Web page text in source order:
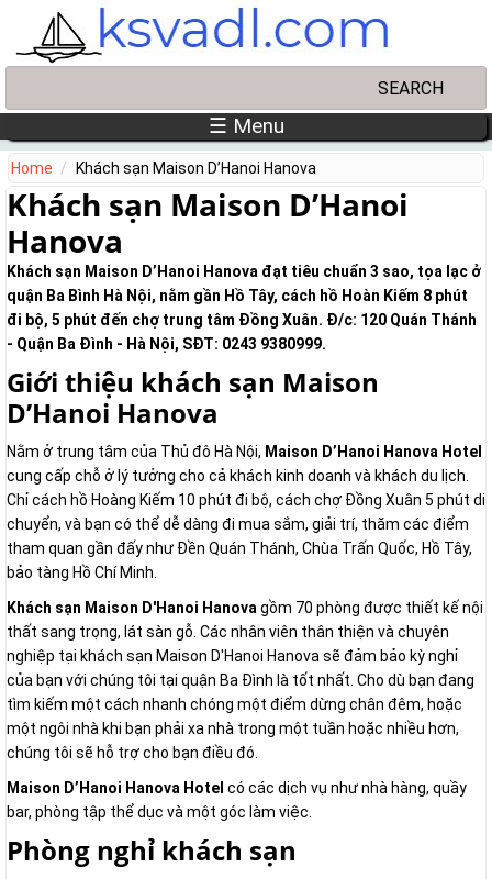
Skip to main content
☰ Menu
Home Khách sạn Maison D’Hanoi Hanova
Khách sạn Maison D’Hanoi
Hanova
Khách sạn Maison D’Hanoi Hanova đạt tiêu chuẩn 3 sao, tọa lạc ở
quận Ba Bình Hà Nội, nằm gần Hồ Tây, cách hồ Hoàn Kiếm 8 phút
đi bộ, 5 phút đến chợ trung tâm Đồng Xuân. Đ/c: 120 Quán Thánh
- Quận Ba Đình - Hà Nội, SĐT: 0243 9380999.
Giới thiệu khách sạn Maison
D’Hanoi Hanova
Nằm ở trung tâm của Thủ đô Hà Nội, Maison D’Hanoi Hanova Hotel
cung cấp chỗ ở lý tưởng cho cả khách kinh doanh và khách du lịch.
Chỉ cách hồ Hoàng Kiếm 10 phút đi bộ, cách chợ Đồng Xuân 5 phút di
chuyển, và bạn có thể dễ dàng đi mua sắm, giải trí, thăm các điểm
tham quan gần đấy như Đền Quán Thánh, Chùa Trấn Quốc, Hồ Tây,
bảo tàng Hồ Chí Minh.
Khách sạn Maison D'Hanoi Hanova gồm 70 phòng được thiết kế nội
thất sang trọng, lát sàn gỗ. Các nhân viên thân thiện và chuyên
nghiệp tại khách sạn Maison D'Hanoi Hanova sẽ đảm bảo kỳ nghỉ
của bạn với chúng tôi tại quận Ba Đình là tốt nhất. Cho dù bạn đang
tìm kiếm một cách nhanh chóng một điểm dừng chân đêm, hoặc
một ngôi nhà khi bạn phải xa nhà trong một tuần hoặc nhiều hơn,
chúng tôi sẽ hỗ trợ cho bạn điều đó.
Maison D’Hanoi Hanova Hotel có các dịch vụ như nhà hàng, quầy
bar, phòng tập thể dục và một góc làm việc.
Phòng nghỉ khách sạn